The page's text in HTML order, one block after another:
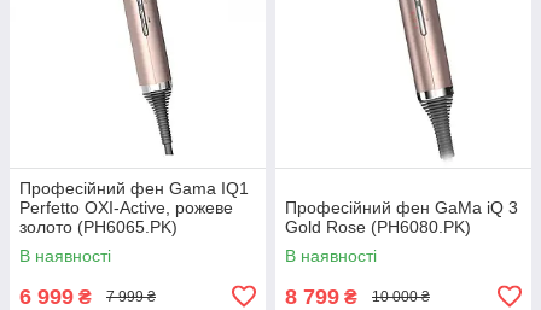
Професійний фен Gama IQ1
Perfetto OXI-Active, рожеве
золото (PH6065.PK)
В наявності
6 999 ₴ 7 999 ₴
Професійний фен GaMa iQ 3
Gold Rose (PH6080.PK)
В наявності
8 799 ₴ 10 000 ₴